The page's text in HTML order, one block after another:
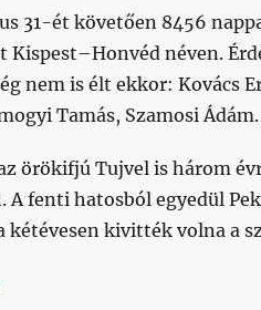
31-ét követően 8456
Kispest–Honvéd néven.
nem is élt ekkor: Kovács
Tamás, Szamosi Ádám.
örökifjú Tujvel is három
A fenti hatosból egyedül
kétévesen kivitték volna a
2003, fekete mez,